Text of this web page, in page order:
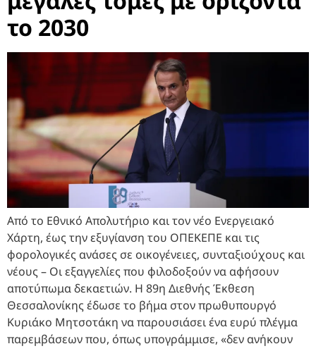
το 2030
Από το Εθνικό Απολυτήριο και τον νέο Ενεργειακό
Χάρτη, έως την εξυγίανση του ΟΠΕΚΕΠΕ και τις
φορολογικές ανάσες σε οικογένειες, συνταξιούχους και
νέους – Οι εξαγγελίες που φιλοδοξούν να αφήσουν
αποτύπωμα δεκαετιών. Η 89η Διεθνής Έκθεση
Θεσσαλονίκης έδωσε το βήμα στον πρωθυπουργό
Κυριάκο Μητσοτάκη να παρουσιάσει ένα ευρύ πλέγμα
παρεμβάσεων που, όπως υπογράμμισε, «δεν ανήκουν